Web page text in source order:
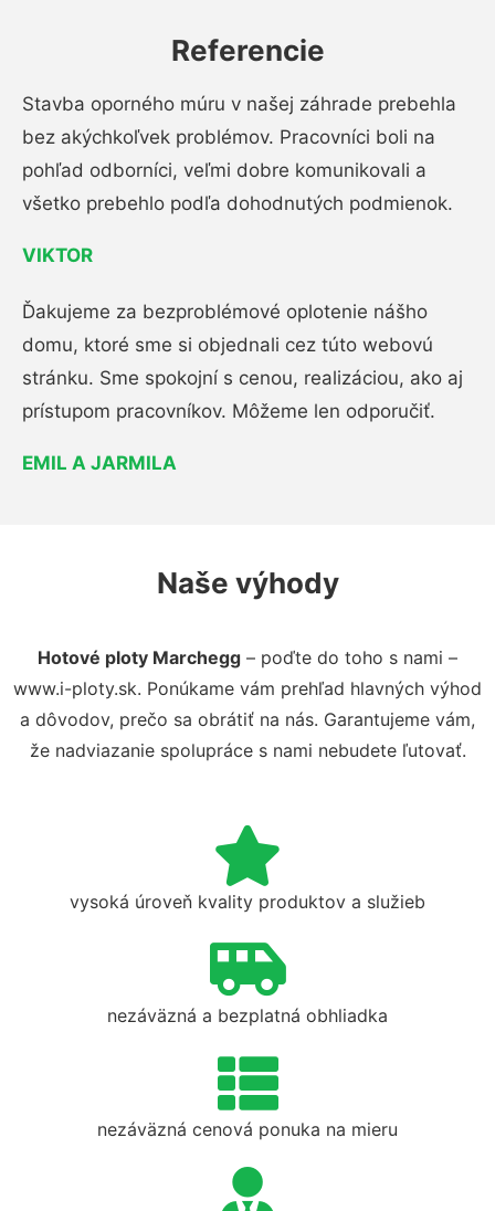
Referencie
Stavba oporného múru v našej záhrade prebehla
bez akýchkoľvek problémov. Pracovníci boli na
pohľad odborníci, veľmi dobre komunikovali a
všetko prebehlo podľa dohodnutých podmienok.
VIKTOR
Ďakujeme za bezproblémové oplotenie nášho
domu, ktoré sme si objednali cez túto webovú
stránku. Sme spokojní s cenou, realizáciou, ako aj
prístupom pracovníkov. Môžeme len odporučiť.
EMIL A JARMILA
Naše výhody
Hotové ploty Marchegg – poďte do toho s nami –
www.i-ploty.sk. Ponúkame vám prehľad hlavných výhod
a dôvodov, prečo sa obrátiť na nás. Garantujeme vám,
že nadviazanie spolupráce s nami nebudete ľutovať.
vysoká úroveň kvality produktov a služieb
nezáväzná a bezplatná obhliadka
nezáväzná cenová ponuka na mieru